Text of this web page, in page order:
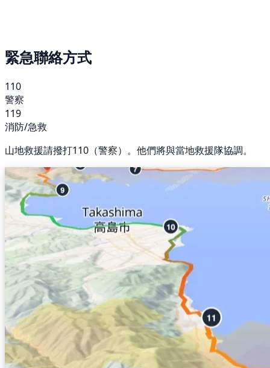
緊急聯絡方式
110
警察
119
消防/急救
山地救援請撥打110（警察）。他們將與當地救援隊協調。